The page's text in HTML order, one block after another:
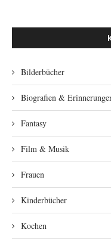
Bilderbücher
Biografien &
Fantasy
Film & Musik
Frauen
Kinderbücher
Kochen